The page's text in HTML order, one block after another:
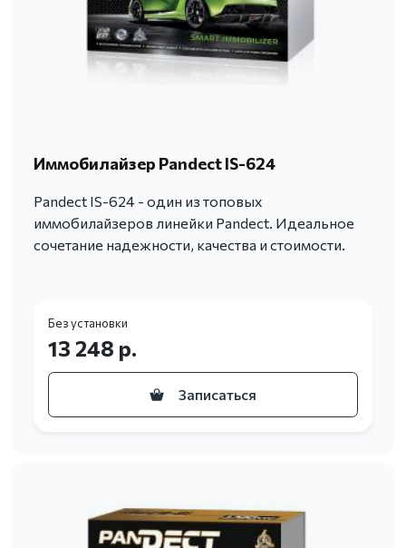
Иммобилайзер Pandect IS-624
Pandect IS-624 - один из топовых
иммобилайзеров линейки Pandect. Идеальное
сочетание надежности, качества и стоимости.
Без установки
13 248 р.
Записаться